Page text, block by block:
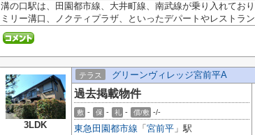
溝の口駅は、田園都市線、大井町線、南武線が乗り入れてお
ミリー溝口、ノクティプラザ、といったデパートやレストラ
3LDK
テラス グリーンヴィレッジ宮前平A
過去掲載物件
敷 - 保 - 礼 - 償/敷 -/-
東急田園都市線 「 宮前平 」駅